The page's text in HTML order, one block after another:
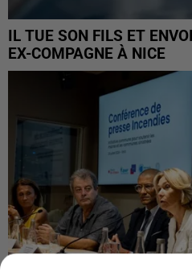
IL TUE SON FILS ET
EX-COMPAGNE À NICE